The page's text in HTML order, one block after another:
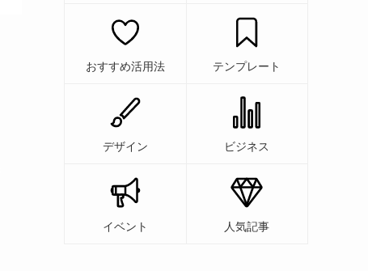
おすすめ活用法 テンプレート
デザイン ビジネス
イベント 人気記事